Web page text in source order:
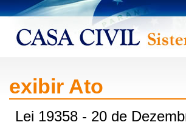
exibir Ato
Lei 19358 - 20 de